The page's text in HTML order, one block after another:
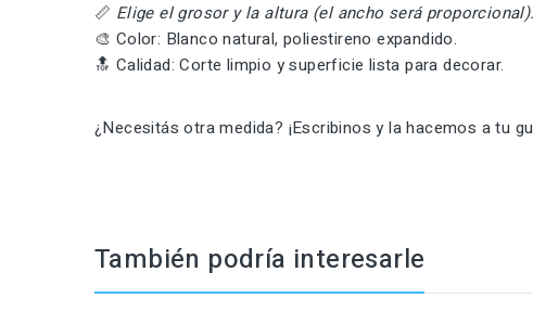
📏 Elige el grosor y la altura (el ancho será proporcional).
🎨 Color: Blanco natural, poliestireno expandido.
🔝 Calidad: Corte limpio y superficie lista para decorar.
¿Necesitás otra medida? ¡Escribinos y la hacemos a tu
También podría interesarle